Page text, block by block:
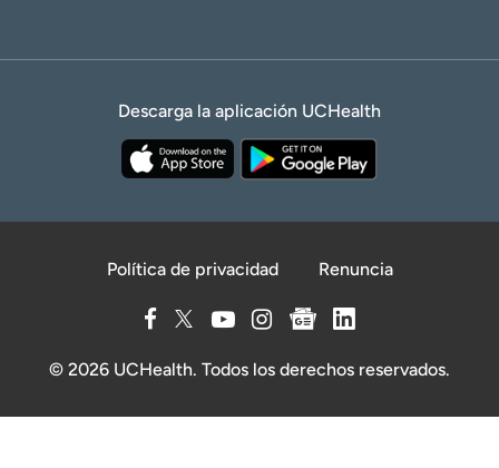
Descarga la aplicación UCHealth
Política de privacidad Renuncia
© 2026 UCHealth. Todos los derechos reservados.